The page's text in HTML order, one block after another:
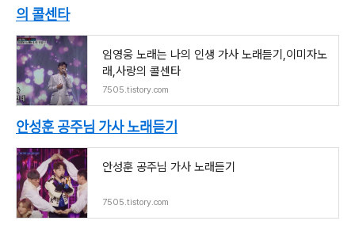
의 콜센타
임영웅 노래는 나의 인생 가사 노래듣기,이미자노
래,사랑의 콜센타
7505.tistory.com
안성훈 공주님 가사 노래듣기
안성훈 공주님 가사 노래듣기
7505.tistory.com